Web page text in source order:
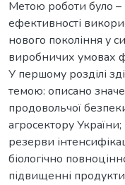
Метою роботи було
ефективності
нового покоління у
виробничих умовах
У першому розділі
темою: описано
продовольчої
агросектору
резерви
біологічно
підвищенні